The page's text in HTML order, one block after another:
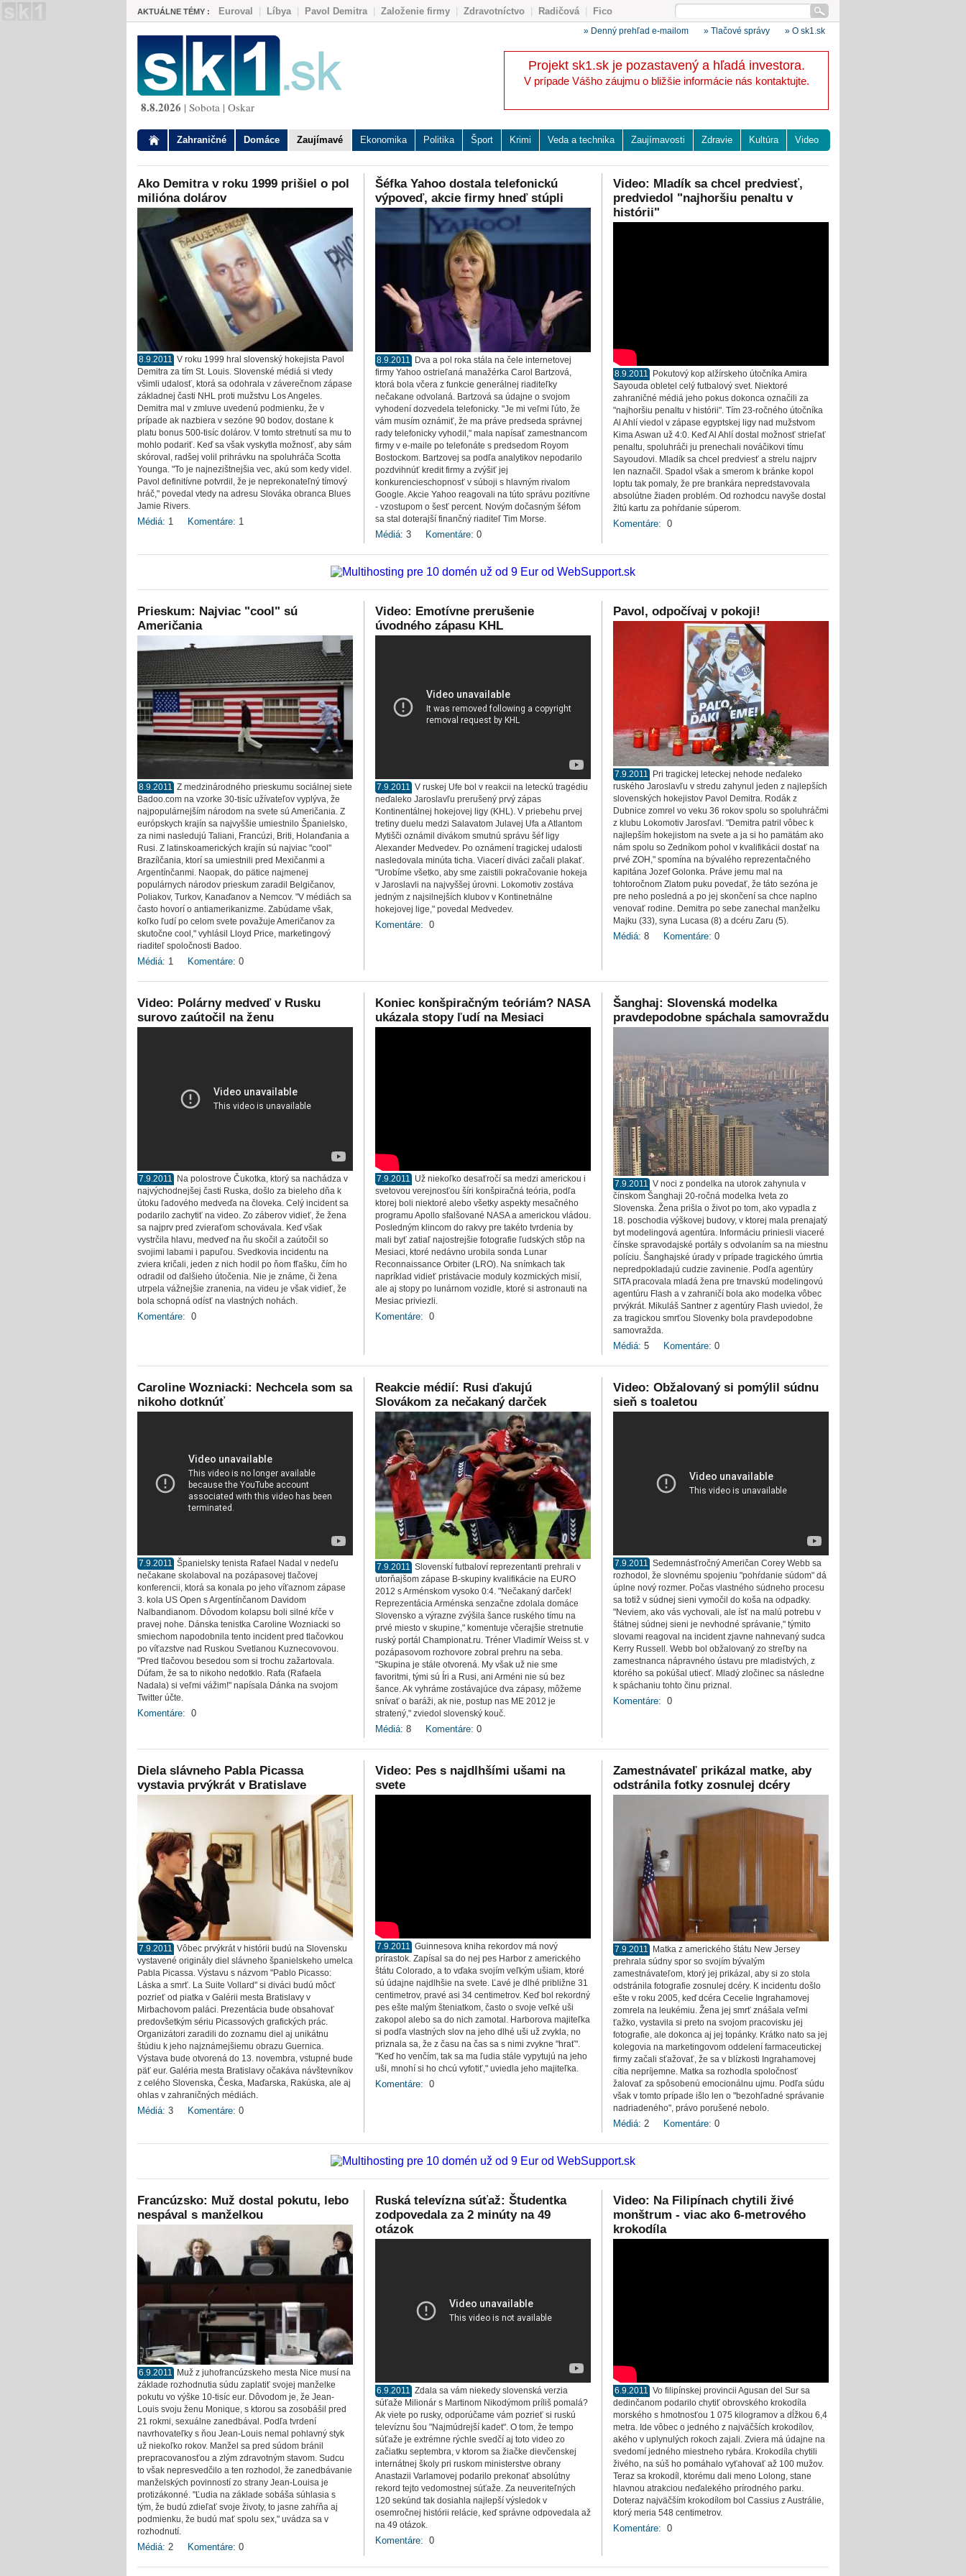
AKTUÁLNE TÉMY : Euroval Líbya| Pavol Demitra| Založenie firmy Zdravotníctvo Radičová| Fico
8.8.2026 | Sobota | Oskar
» Denný prehľad e-mailom » Tlačové správy » O sk1.sk
Projekt sk1.sk je pozastavený a hľadá investora.
V prípade Vášho záujmu o bližšie informácie nás kontaktujte.
Zahraničné Domáce Zaujímavé Ekonomika Politika Šport Krimi Veda a technika Zaujímavosti Zdravie Kultúra Video
Ako Demitra v roku 1999 prišiel o pol
milióna dolárov
8.9.2011 V roku 1999 hral slovenský hokejista Pavol
Demitra za tím St. Louis. Slovenské médiá si vtedy
všimli udalosť, ktorá sa odohrala v záverečnom zápase
základnej časti NHL proti mužstvu Los Angeles.
Demitra mal v zmluve uvedenú podmienku, že v
prípade ak nazbiera v sezóne 90 bodov, dostane k
platu bonus 500-tisíc dolárov. V tomto stretnutí sa mu to
mohlo podariť. Keď sa však vyskytla možnosť, aby sám
skóroval, radšej volil prihrávku na spoluhráča Scotta
Younga. "To je najnezištnejšia vec, akú som kedy videl.
Pavol definitívne potvrdil, že je neprekonateľný tímový
hráč," povedal vtedy na adresu Slováka obranca Blues
Jamie Rivers.
Médiá: 1 Komentáre: 1
Šéfka Yahoo dostala telefonickú
výpoveď, akcie firmy hneď stúpli
8.9.2011
Dva a pol roka stála na čele internetovej
firmy Yahoo ostrieľaná manažérka Carol Bartzová,
ktorá bola včera z funkcie generálnej riaditeľky
nečakane odvolaná. Bartzová sa údajne o svojom
vyhodení dozvedela telefonicky. "Je mi veľmi ľúto, že
vám musím oznámiť, že ma práve predseda správnej
rady telefonicky vyhodil," mala napísať zamestnancom
firmy v e-maile po telefonáte s predsedom Royom
Bostockom. Bartzovej sa podľa analytikov nepodarilo
pozdvihnúť kredit firmy a zvýšiť jej
konkurencieschopnosť v súboji s hlavným rivalom
Google. Akcie Yahoo reagovali na túto správu pozitívne
- vzostupom o šesť percent. Novým dočasným šéfom
sa stal doterajší finančný riaditeľ Tim Morse.
Médiá: 3 Komentáre: 0
Video: Mladík sa chcel predviesť,
predviedol "najhoršiu penaltu v
histórii"
8.9.2011
Pokutový kop alžírskeho útočníka Amira
Sayouda obletel celý futbalový svet. Niektoré
zahraničné médiá jeho pokus dokonca označili za
"najhoršiu penaltu v histórii". Tím 23-ročného útočníka
Al Ahlí viedol v zápase egyptskej ligy nad mužstvom
Kima Aswan už 4:0. Keď Al Ahlí dostal možnosť strieľať
penaltu, spoluhráči ju prenechali nováčikovi tímu
Sayoudovi. Mladík sa chcel predviesť a strelu najprv
len naznačil. Spadol však a smerom k bránke kopol
loptu tak pomaly, že pre brankára nepredstavovala
absolútne žiaden problém. Od rozhodcu navyše dostal
žltú kartu za pohŕdanie súperom.
Komentáre: 0
Prieskum: Najviac "cool" sú
Američania
8.9.2011 Z medzinárodného prieskumu sociálnej siete
Badoo.com na vzorke 30-tisíc užívateľov vyplýva, že
najpopulárnejším národom na svete sú Američania. Z
európskych krajín sa najvyššie umiestnilo Španielsko,
za nimi nasledujú Taliani, Francúzi, Briti, Holanďania a
Rusi. Z latinskoamerických krajín sú najviac "cool"
Brazílčania, ktorí sa umiestnili pred Mexičanmi a
Argentínčanmi. Naopak, do pätice najmenej
populárnych národov prieskum zaradil Belgičanov,
Poliakov, Turkov, Kanaďanov a Nemcov. "V médiách sa
často hovorí o antiamerikanizme. Zabúdame však,
koľko ľudí po celom svete považuje Američanov za
skutočne cool," vyhlásil Lloyd Price, marketingový
riaditeľ spoločnosti Badoo.
Médiá: 1 Komentáre: 0
Video: Emotívne prerušenie
úvodného zápasu KHL
7.9.2011 V ruskej Ufe bol v reakcii na leteckú tragédiu
neďaleko Jaroslavľu prerušený prvý zápas
Kontinentálnej hokejovej ligy (KHL). V priebehu prvej
tretiny duelu medzi Salavatom Julavej Ufa a Atlantom
Mytišči oznámil divákom smutnú správu šéf ligy
Alexander Medvedev. Po oznámení tragickej udalosti
nasledovala minúta ticha. Viacerí diváci začali plakať.
"Urobíme všetko, aby sme zaistili pokračovanie hokeja
v Jaroslavli na najvyššej úrovni. Lokomotiv zostáva
jedným z najsilnejších klubov v Kontinetnálne
hokejovej lige," povedal Medvedev.
Komentáre: 0
Pavol, odpočívaj v pokoji!
7.9.2011
Pri tragickej leteckej nehode neďaleko
ruského Jaroslavľu v stredu zahynul jeden z najlepších
slovenských hokejistov Pavol Demitra. Rodák z
Dubnice zomrel vo veku 36 rokov spolu so spoluhráčmi
z klubu Lokomotiv Jarosľavl. "Demitra patril vôbec k
najlepším hokejistom na svete a ja si ho pamätám ako
nám spolu so Zedníkom pohol v kvalifikácii dostať na
prvé ZOH," spomína na bývalého reprezentačného
kapitána Jozef Golonka. Práve jemu mal na
tohtoročnom Zlatom puku povedať, že táto sezóna je
pre neho posledná a po jej skončení sa chce naplno
venovať rodine. Demitra po sebe zanechal manželku
Majku (33), syna Lucasa (8) a dcéru Zaru (5).
Médiá: 8 Komentáre: 0
Video: Polárny medveď v Rusku
surovo zaútočil na ženu
7.9.2011
Na polostrove Čukotka, ktorý sa nachádza v
najvýchodnejšej časti Ruska, došlo za bieleho dňa k
útoku ľadového medveďa na človeka. Celý incident sa
podarilo zachytiť na video. Zo záberov vidieť, že žena
sa najprv pred zvieraťom schovávala. Keď však
vystrčila hlavu, medveď na ňu skočil a zaútočil so
svojimi labami i papuľou. Svedkovia incidentu na
zviera kričali, jeden z nich hodil po ňom fľašku, čím ho
odradil od ďalšieho útočenia. Nie je známe, či žena
utrpela vážnejšie zranenia, na videu je však vidieť, že
bola schopná odísť na vlastných nohách.
Komentáre: 0
Koniec konšpiračným teóriám? NASA
ukázala stopy ľudí na Mesiaci
7.9.2011 Už niekoľko desaťročí sa medzi americkou i
svetovou verejnosťou šíri konšpiračná teória, podľa
ktorej boli niektoré alebo všetky aspekty mesačného
programu Apollo sfalšované NASA a americkou vládou.
Posledným klincom do rakvy pre takéto tvrdenia by
mali byť zatiaľ najostrejšie fotografie ľudských stôp na
Mesiaci, ktoré nedávno urobila sonda Lunar
Reconnaissance Orbiter (LRO). Na snímkach tak
napríklad vidieť pristávacie moduly kozmických misií,
ale aj stopy po lunárnom vozidle, ktoré si astronauti na
Mesiac priviezli.
Komentáre: 0
Šanghaj: Slovenská modelka
pravdepodobne spáchala samovraždu
7.9.2011 V noci z pondelka na utorok zahynula v
čínskom Šanghaji 20-ročná modelka Iveta zo
Slovenska. Žena prišla o život po tom, ako vypadla z
18. poschodia výškovej budovy, v ktorej mala prenajatý
byt modelingová agentúra. Informáciu priniesli viaceré
čínske spravodajské portály s odvolaním sa na miestnu
políciu. Šanghajské úrady v prípade tragického úmrtia
nepredpokladajú cudzie zavinenie. Podľa agentúry
SITA pracovala mladá žena pre trnavskú modelingovú
agentúru Flash a v zahraničí bola ako modelka vôbec
prvýkrát. Mikuláš Santner z agentúry Flash uviedol, že
za tragickou smrťou Slovenky bola pravdepodobne
samovražda.
Médiá: 5 Komentáre: 0
Caroline Wozniacki: Nechcela som sa
nikoho dotknúť
7.9.2011 Španielsky tenista Rafael Nadal v nedeľu
nečakane skolaboval na pozápasovej tlačovej
konferencii, ktorá sa konala po jeho víťaznom zápase
3. kola US Open s Argentínčanom Davidom
Nalbandianom. Dôvodom kolapsu boli silné kŕče v
pravej nohe. Dánska tenistka Caroline Wozniacki so
smiechom napodobnila tento incident pred tlačovkou
po víťazstve nad Ruskou Svetlanou Kuznecovovou.
"Pred tlačovou besedou som si trochu zažartovala.
Dúfam, že sa to nikoho nedotklo. Rafa (Rafaela
Nadala) si veľmi vážim!" napísala Dánka na svojom
Twitter účte.
Komentáre: 0
Reakcie médií: Rusi ďakujú
Slovákom za nečakaný darček
7.9.2011 Slovenskí futbaloví reprezentanti prehrali v
utorňajšom zápase B-skupiny kvalifikácie na EURO
2012 s Arménskom vysoko 0:4. "Nečakaný darček!
Reprezentácia Arménska senzačne zdolala domáce
Slovensko a výrazne zvýšila šance ruského tímu na
prvé miesto v skupine," komentuje včerajšie stretnutie
ruský portál Championat.ru. Tréner Vladimír Weiss st. v
pozápasovom rozhovore zobral prehru na seba.
"Skupina je stále otvorená. My však už nie sme
favoritmi, tými sú Íri a Rusi, ani Arméni nie sú bez
šance. Ak vyhráme zostávajúce dva zápasy, môžeme
snívať o baráži, ak nie, postup nas ME 2012 je
stratený," zviedol slovenský kouč.
Médiá: 8 Komentáre: 0
Video: Obžalovaný si pomýlil súdnu
sieň s toaletou
7.9.2011 Sedemnásťročný Američan Corey Webb sa
rozhodol, že slovnému spojeniu "pohŕdanie súdom" dá
úplne nový rozmer. Počas vlastného súdneho procesu
sa totiž v súdnej sieni vymočil do koša na odpadky.
"Neviem, ako vás vychovali, ale ísť na malú potrebu v
štátnej súdnej sieni je nevhodné správanie," týmito
slovami reagoval na incident zjavne nahnevaný sudca
Kerry Russell. Webb bol obžalovaný zo streľby na
zamestnanca nápravného ústavu pre mladistvých, z
ktorého sa pokúšal utiecť. Mladý zločinec sa následne
k spáchaniu tohto činu priznal.
Komentáre: 0
Diela slávneho Pabla Picassa
vystavia prvýkrát v Bratislave
7.9.2011 Vôbec prvýkrát v histórii budú na Slovensku
vystavené originály diel slávneho španielskeho umelca
Pabla Picassa. Výstavu s názvom "Pablo Picasso:
Láska a smrť. La Suite Vollard" si diváci budú môcť
pozrieť od piatka v Galérii mesta Bratislavy v
Mirbachovom paláci. Prezentácia bude obsahovať
predovšetkým sériu Picassových grafických prác.
Organizátori zaradili do zoznamu diel aj unikátnu
štúdiu k jeho najznámejšiemu obrazu Guernica.
Výstava bude otvorená do 13. novembra, vstupné bude
päť eur. Galéria mesta Bratislavy očakáva návštevníkov
z celého Slovenska, Česka, Maďarska, Rakúska, ale aj
ohlas v zahraničných médiách.
Médiá: 3 Komentáre: 0
Video: Pes s najdlhšími ušami na
svete
7.9.2011 Guinnesova kniha rekordov má nový
prírastok. Zapísal sa do nej pes Harbor z amerického
štátu Colorado, a to vďaka svojím veľkým ušiam, ktoré
sú údajne najdlhšie na svete. Ľavé je dlhé približne 31
centimetrov, pravé asi 34 centimetrov. Keď bol rekordný
pes ešte malým šteniatkom, často o svoje veľké uši
zakopol alebo sa do nich zamotal. Harborova majiteľka
si podľa vlastných slov na jeho dlhé uši už zvykla, no
priznala sa, že z času na čas sa s nimi zvykne "hrať".
"Keď ho venčím, tak sa ma ľudia stále vypytujú na jeho
uši, mnohí si ho chcú vyfotiť," uviedla jeho majiteľka.
Komentáre: 0
Zamestnávateľ prikázal matke, aby
odstránila fotky zosnulej dcéry
7.9.2011
Matka z amerického štátu New Jersey
prehrala súdny spor so svojím bývalým
zamestnávateľom, ktorý jej prikázal, aby si zo stola
odstránila fotografie zosnulej dcéry. K incidentu došlo
ešte v roku 2005, keď dcéra Cecelie Ingrahamovej
zomrela na leukémiu. Žena jej smrť znášala veľmi
ťažko, vystavila si preto na svojom pracovisku jej
fotografie, ale dokonca aj jej topánky. Krátko nato sa jej
kolegovia na marketingovom oddelení farmaceutickej
firmy začali sťažovať, že sa v blízkosti Ingrahamovej
cítia nepríjemne. Matka sa rozhodla spoločnosť
žalovať za spôsobenú emocionálnu ujmu. Podľa súdu
však v tomto prípade išlo len o "bezohľadné správanie
nadriadeného", právo porušené nebolo.
Médiá: 2 Komentáre: 0
Francúzsko: Muž dostal pokutu, lebo
nespával s manželkou
6.9.2011
Muž z juhofrancúzskeho mesta Nice musí na
základe rozhodnutia súdu zaplatiť svojej manželke
pokutu vo výške 10-tisíc eur. Dôvodom je, že Jean-
Louis svoju ženu Monique, s ktorou sa zosobášil pred
21 rokmi, sexuálne zanedbával. Podľa tvrdení
navrhovateľky s ňou Jean-Louis nemal pohlavný styk
už niekoľko rokov. Manžel sa pred súdom bránil
prepracovanosťou a zlým zdravotným stavom. Sudcu
to však nepresvedčilo a ten rozhodol, že zanedbávanie
manželských povinností zo strany Jean-Louisa je
protizákonné. "Ľudia na základe sobáša súhlasia s
tým, že budú zdieľať svoje životy, to jasne zahŕňa aj
podmienku, že budú mať spolu sex," uvádza sa v
rozhodnutí.
Médiá: 2 Komentáre: 0
Ruská televízna súťaž: Študentka
zodpovedala za 2 minúty na 49
otázok
6.9.2011 Zdala sa vám niekedy slovenská verzia
súťaže Milionár s Martinom Nikodýmom príliš pomalá?
Ak viete po rusky, odporúčame vám pozrieť si ruskú
televíznu šou "Najmúdrejší kadet". O tom, že tempo
súťaže je extrémne rýchle svedčí aj toto video zo
začiatku septembra, v ktorom sa žiačke dievčenskej
internátnej školy pri ruskom ministerstve obrany
Anastazii Varlamovej podarilo prekonať absolútny
rekord tejto vedomostnej súťaže. Za neuveriteľných
120 sekúnd tak dosiahla najlepší výsledok v
osemročnej histórii relácie, keď správne odpovedala až
na 49 otázok.
Komentáre: 0
Video: Na Filipínach chytili živé
monštrum - viac ako 6-metrového
krokodíla
6.9.2011 Vo filipínskej provincii Agusan del Sur sa
dedinčanom podarilo chytiť obrovského krokodíla
morského s hmotnosťou 1 075 kilogramov a dĺžkou 6,4
metra. Ide vôbec o jedného z najväčších krokodílov,
akého v uplynulých rokoch zajali. Zviera má údajne na
svedomí jedného miestneho rybára. Krokodíla chytili
živého, na súš ho pomáhalo vyťahovať až 100 mužov.
Teraz sa krokodíl, ktorému dali meno Lolong, stane
hlavnou atrakciou neďalekého prírodného parku.
Doteraz najväčším krokodílom bol Cassius z Austrálie,
ktorý meria 548 centimetrov.
Komentáre: 0